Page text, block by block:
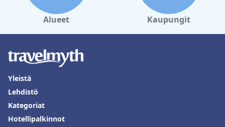
Alueet Kaupungit
Yleistä
Lehdistö
Kategoriat
Hotellipalkinnot